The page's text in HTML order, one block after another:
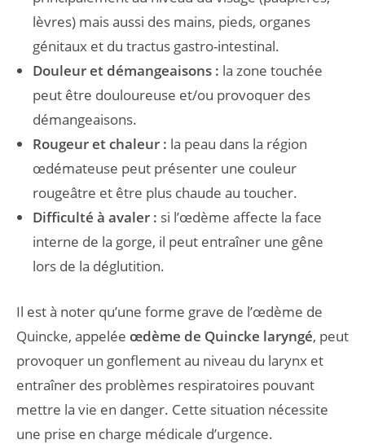
lèvres) mais aussi des mains, pieds, organes
génitaux et du tractus gastro-intestinal.
Douleur et démangeaisons : la zone touchée
peut être douloureuse et/ou provoquer des
démangeaisons.
Rougeur et chaleur : la peau dans la région
œdémateuse peut présenter une couleur
rougeâtre et être plus chaude au toucher.
Difficulté à avaler : si l’œdème affecte la face
interne de la gorge, il peut entraîner une gêne
lors de la déglutition.
Il est à noter qu’une forme grave de l’œdème de
Quincke, appelée œdème de Quincke laryngé, peut
provoquer un gonflement au niveau du larynx et
entraîner des problèmes respiratoires pouvant
mettre la vie en danger. Cette situation nécessite
une prise en charge médicale d’urgence.